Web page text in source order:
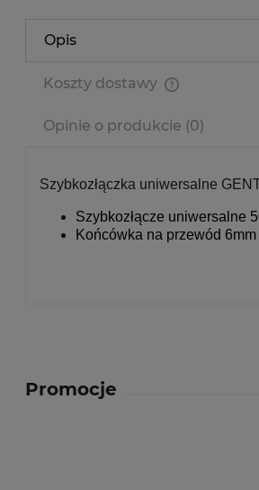
Opis
Koszty dostawy
Opinie o produkcie (0)
Szybkozłączka uniwersalne
Szybkozłącze uniwersalne
Końcówka na przewód 6mm
Promocje